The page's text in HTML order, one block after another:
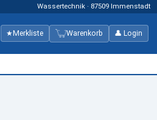
Wassertechnik · 87509 Immenstadt
★ Merkliste Warenkorb 👤 Login